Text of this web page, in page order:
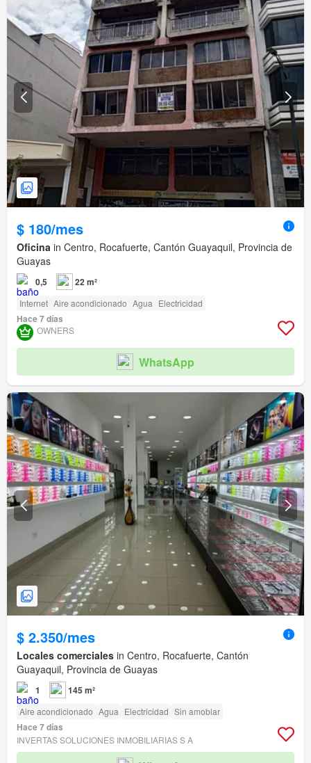
$ 180/mes
Oficina in Centro, Rocafuerte, Cantón Guayaquil, Provincia de
Guayas
0,5 22 m²
Internet Aire acondicionado Agua Electricidad
Hace 7 días
OWNERS
WhatsApp
$ 2.350/mes
Locales comerciales in Centro, Rocafuerte, Cantón
Guayaquil, Provincia de Guayas
1 145 m²
Aire acondicionado Agua Electricidad Sin amoblar
Hace 7 días
INVERTAS SOLUCIONES INMOBILIARIAS S A